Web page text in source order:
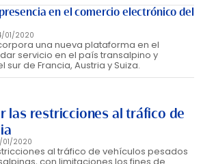
en el comercio electrónico del
01/2020
una nueva plataforma en el
servicio en el país transalpino y
sur de Francia, Austria y Suiza.
las restricciones al tráfico de
01/2020
al tráfico de vehículos pesados